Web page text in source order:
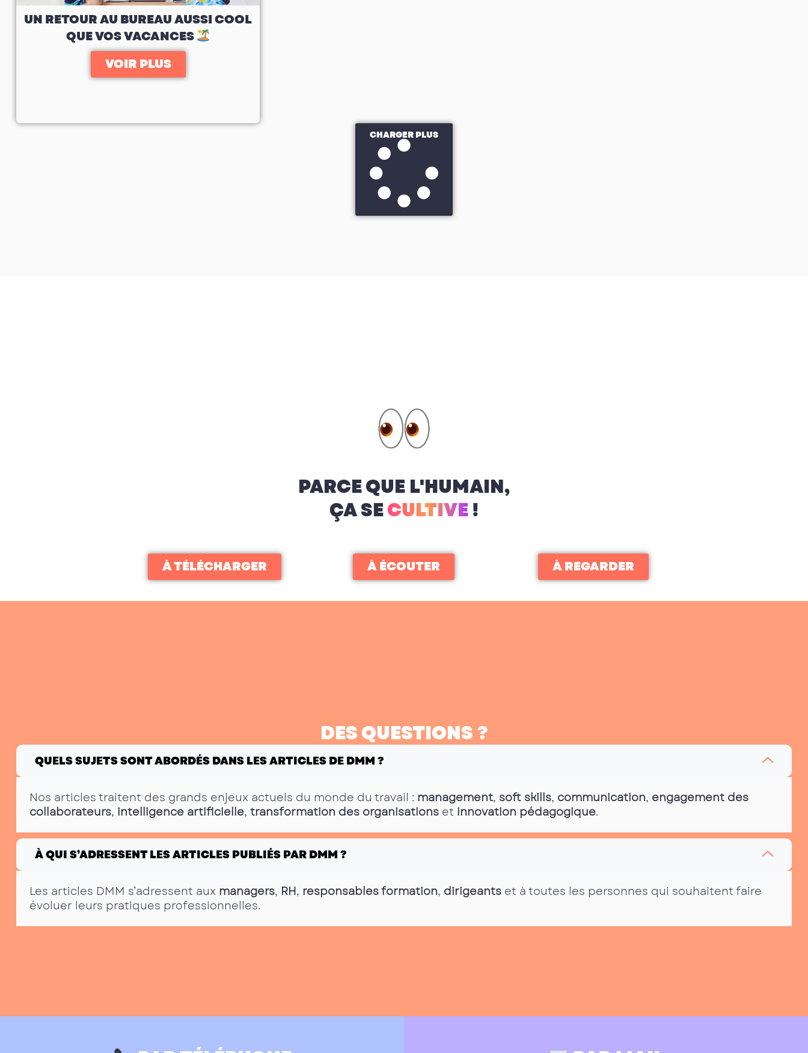
UN RETOUR AU BUREAU AUSSI COOL
QUE VOS VACANCES
VOIR PLUS
CHARGER PLUS
PARCE QUE L'HUMAIN,
ÇA SECULTIVE!
À TÉLÉCHARGER À ÉCOUTER À REGARDER
DES QUESTIONS ?
QUELS SUJETS SONT ABORDÉS DANS LES ARTICLES DE DMM ?
Nos articles traitent des grands enjeux actuels du monde du travail : management, soft skills, communication, engagement des
collaborateurs, intelligence artificielle, transformation des organisations et innovation pédagogique.
À QUI S’ADRESSENT LES ARTICLES PUBLIÉS PAR DMM ?
Les articles DMM s’adressent aux managers, RH, responsables formation, dirigeants et à toutes les personnes qui souhaitent faire
évoluer leurs pratiques professionnelles.